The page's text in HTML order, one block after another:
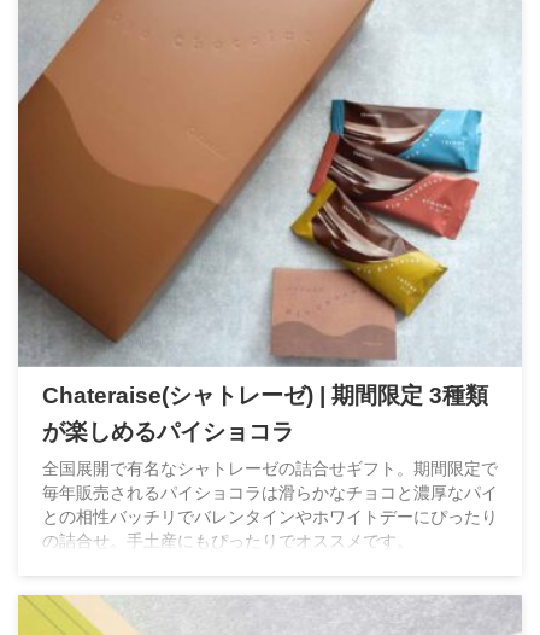
Chateraise(シャトレーゼ) | 期間限定 3種類
が楽しめるパイショコラ
全国展開で有名なシャトレーゼの詰合せギフト。期間限定で
毎年販売されるパイショコラは滑らかなチョコと濃厚なパイ
との相性バッチリでバレンタインやホワイトデーにぴったり
の詰合せ。手土産にもぴったりでオススメです。